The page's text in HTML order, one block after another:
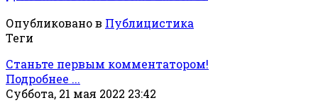
Опубликовано в Публицистика
Теги
Станьте первым комментатором!
Подробнее ...
Суббота, 21 мая 2022 23:42